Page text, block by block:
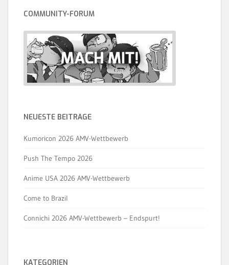
COMMUNITY-FORUM
NEUESTE BEITRÄGE
Kumoricon 2026 AMV-Wettbewerb
Push The Tempo 2026
Anime USA 2026 AMV-Wettbewerb
Come to Brazil
Connichi 2026 AMV-Wettbewerb – Endspurt!
KATEGORIEN